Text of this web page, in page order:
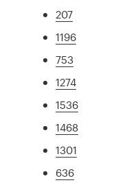
207
1196
753
1274
1536
1468
1301
636